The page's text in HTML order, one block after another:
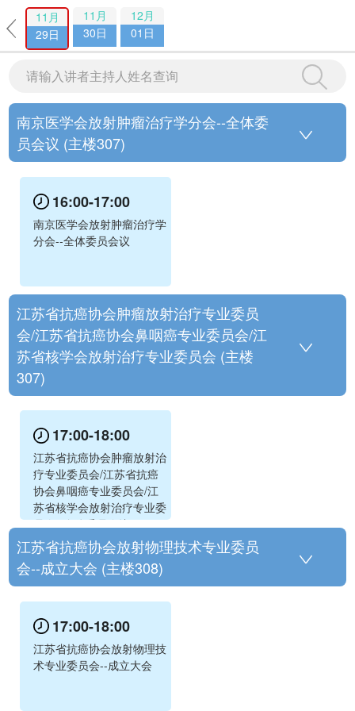
11月
29日
11月
30日
12月
01日
南京医学会放射肿瘤治疗学分会--全体委
员会议 (主楼307)
16:00-17:00
南京医学会放射肿瘤治疗学
分会--全体委员会议
江苏省抗癌协会肿瘤放射治疗专业委员
会/江苏省抗癌协会鼻咽癌专业委员会/江
苏省核学会放射治疗专业委员会 (主楼
307)
17:00-18:00
江苏省抗癌协会肿瘤放射治
疗专业委员会/江苏省抗癌
协会鼻咽癌专业委员会/江
苏省核学会放射治疗专业委
员会--全体委员会议
江苏省抗癌协会放射物理技术专业委员
会--成立大会 (主楼308)
17:00-18:00
江苏省抗癌协会放射物理技
术专业委员会--成立大会